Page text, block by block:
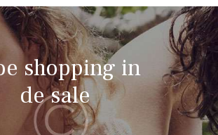
shopping in
de sale